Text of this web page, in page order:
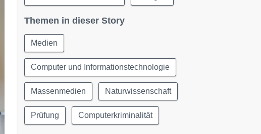
Themen in dieser Story
Medien
Computer und Informationstechnologie
Massenmedien Naturwissenschaft
Prüfung Computerkriminalität